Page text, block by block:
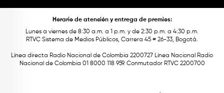
Horario de atención y entrega de premios:
Lunes a viernes de 8:30 a.m. a 1 p.m. y de 2:30 p.m. a 4:30 p.m.
RTVC Sistema de Medios Públicos, Carrera 45 # 26-33, Bogotá.
Línea directa Radio Nacional de Colombia 2200727 Línea Nacional Radio
Nacional de Colombia 01 8000 118 959. Conmutador RTVC 2200700